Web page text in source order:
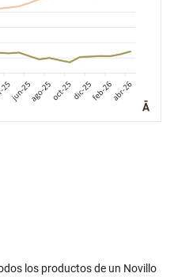
los productos de un Novillo